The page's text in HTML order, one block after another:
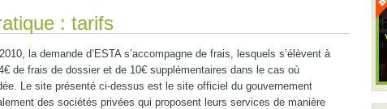
: tarifs
la demande d’ESTA s’accompagne de frais, lesquels s’élèvent à
de frais de dossier et de 10€ supplémentaires dans le cas où
Le site présenté ci-dessus est le site officiel du gouvernement
des sociétés privées qui proposent leurs services de manière